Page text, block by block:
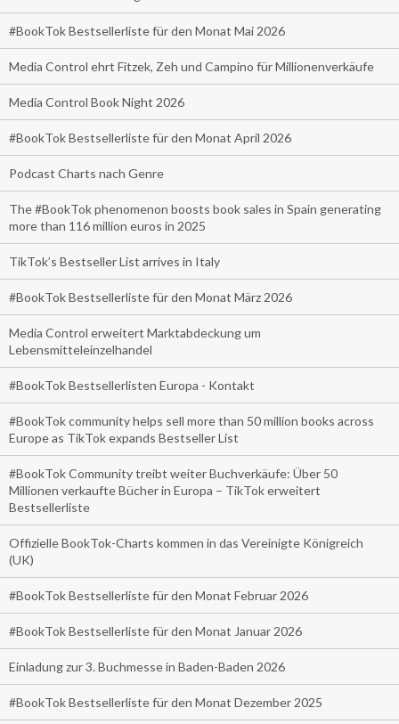
#BookTok Bestsellerliste für den Monat Mai 2026
Media Control ehrt Fitzek, Zeh und Campino für Millionenverkäufe
Media Control Book Night 2026
#BookTok Bestsellerliste für den Monat April 2026
Podcast Charts nach Genre
The #BookTok phenomenon boosts book sales in Spain generating
more than 116 million euros in 2025
TikTok’s Bestseller List arrives in Italy
#BookTok Bestsellerliste für den Monat März 2026
Media Control erweitert Marktabdeckung um
Lebensmitteleinzelhandel
#BookTok Bestsellerlisten Europa - Kontakt
#BookTok community helps sell more than 50 million books across
Europe as TikTok expands Bestseller List
#BookTok Community treibt weiter Buchverkäufe: Über 50
Millionen verkaufte Bücher in Europa – TikTok erweitert
Bestsellerliste
Offizielle BookTok-Charts kommen in das Vereinigte Königreich
(UK)
#BookTok Bestsellerliste für den Monat Februar 2026
#BookTok Bestsellerliste für den Monat Januar 2026
Einladung zur 3. Buchmesse in Baden-Baden 2026
#BookTok Bestsellerliste für den Monat Dezember 2025